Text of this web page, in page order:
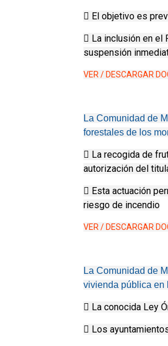
 El objetivo es
 La inclusión en el
suspensión
VER / DESCARGAR
La Comunidad de
forestales de los
 La recogida de
autorización del
 Esta actuación
riesgo de incendio
VER / DESCARGAR
La Comunidad de
vivienda pública en
 La conocida Ley
 Los